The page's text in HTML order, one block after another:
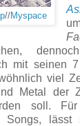
//Myspace
mit seinen
viel
Metal der
soll.
Songs,